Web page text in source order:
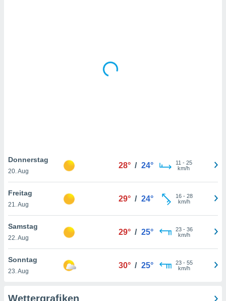
nicht
von
und
auf
klicken.
Donnerstag
20. Aug
28° / 24° 11 - 25
km/h
Freitag
21. Aug
29° / 24° 16- 28
km/h
Samstag
22. Aug
29° / 25° 23- 36
km/h
Sonntag
23. Aug
30° / 25° 23- 55
km/h
Wettergrafiken